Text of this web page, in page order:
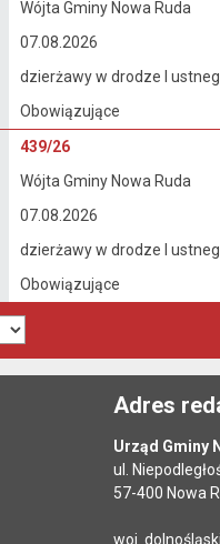
Wójta Gminy Nowa Ruda
07.08.2026
dzierżawy w drodze I
Obowiązujące
439/26
Wójta Gminy Nowa Ruda
07.08.2026
dzierżawy w drodze I
Obowiązujące
Adres
Urząd Gminy
ul.
57-400 Nowa
woj.